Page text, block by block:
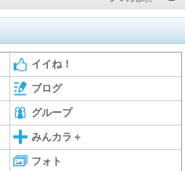
イイね！
ブログ
グループ
みんカラ＋
フォト